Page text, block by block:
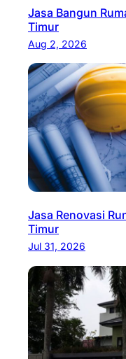
Jasa Bangun
Timur
Aug 2, 2026
Jasa Renovasi
Timur
Jul 31, 2026